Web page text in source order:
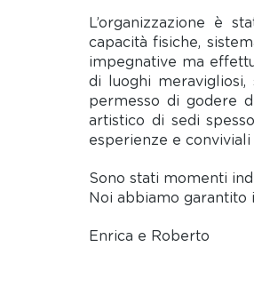
L’organizzazione è
capacità fisiche,
impegnative ma
di luoghi
permesso di godere
artistico di sedi
esperienze e conviviali
Sono stati momenti
Noi abbiamo
Enrica e Roberto